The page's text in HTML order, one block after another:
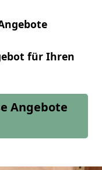
für Ihren
Angebote